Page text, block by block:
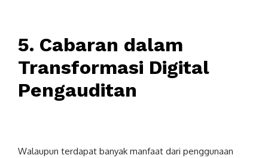
5. Cabaran dalam
Transformasi Digital
Pengauditan
Walaupun terdapat banyak manfaat dari penggunaan